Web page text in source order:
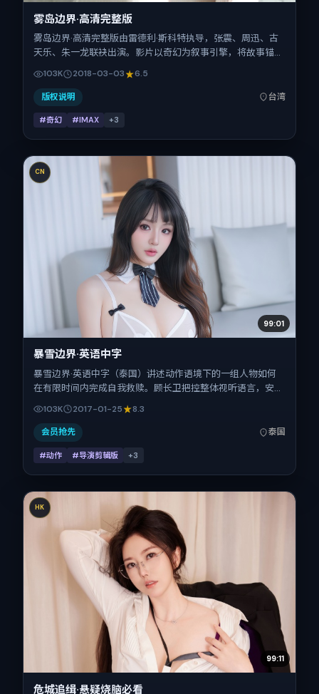
雾岛边界·高清完整版
雾岛边界·高清完整版由雷德利·斯科特执导，张震、周迅、古
天乐、朱一龙联袂出演。影片以奇幻为叙事引擎，将故事锚定
2018年3月3日于中国台湾首映（春节档前后），片长101分
钟，适合喜欢强情节与细腻表演的观众。
103K 2018-03-03 6.5
版权说明 台湾
#奇幻 #IMAX +3
CN
99:01
暴雪边界·英语中字
暴雪边界·英语中字（泰国）讲述动作语境下的一组人物如何
在有限时间内完成自我救赎。顾长卫把控整体视听语言，安妮
·海瑟薇、倪妮、黄渤、舒淇、白宇的表演层次丰富。影片定
于 2017-01-25 起陆续登陆院线与网络平台，春节档前后公
映，片长170分钟。
103K 2017-01-25 8.3
会员抢先 泰国
#动作 #导演剪辑版 +3
HK
99:11
危城追缉·悬疑烧脑必看